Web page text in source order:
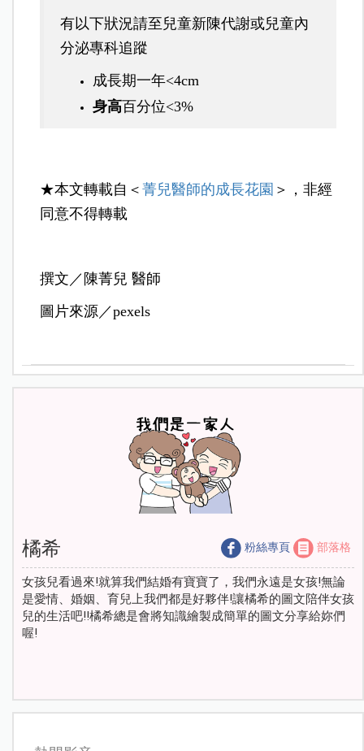
有以下狀況請至兒童新陳代謝或兒童內
分泌專科追蹤
成長期一年<4cm
身高百分位<3%
★本文轉載自＜菁兒醫師的成長花園 ＞，非經
同意不得轉載
撰文／陳菁兒 醫師
圖片來源／pexels
橘希 粉絲專頁 部落格
女孩兒看過來!就算我們結婚有寶寶了，我們永遠是女孩!無論
是愛情、婚姻、育兒上我們都是好夥伴!讓橘希的圖文陪伴女孩
兒的生活吧!!橘希總是會將知識繪製成簡單的圖文分享給妳們
喔!